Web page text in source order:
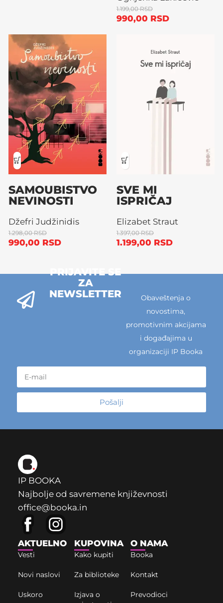
1.199,00RSD
990,00 RSD
SAMOUBISTVO
NEVINOSTI
Džefri Judžinidis
1.298,00RSD
990,00 RSD
SVE MI
ISPRIČAJ
Elizabet Straut
1.397,00RSD
1.199,00 RSD
PRIJAVITE SE
ZA
NEWSLETTER
Obaveštenja o
novostima,
promotivnim akcijama
i događajima u
organizaciji IP Booka
Pošalji
IP BOOKA
Najbolje od savremene književnosti
office@booka.in
AKTUELNO
Vesti
Novi naslovi
Uskoro
KUPOVINA
Kako kupiti
Za biblioteke
Izjava o
O NAMA
Booka
Kontakt
Prevodioci